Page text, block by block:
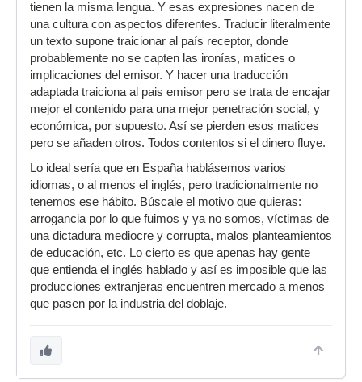
tienen la misma lengua. Y esas expresiones nacen de
una cultura con aspectos diferentes. Traducir literalmente
un texto supone traicionar al país receptor, donde
probablemente no se capten las ironías, matices o
implicaciones del emisor. Y hacer una traducción
adaptada traiciona al pais emisor pero se trata de encajar
mejor el contenido para una mejor penetración social, y
económica, por supuesto. Así se pierden esos matices
pero se añaden otros. Todos contentos si el dinero fluye.
Lo ideal sería que en España hablásemos varios
idiomas, o al menos el inglés, pero tradicionalmente no
tenemos ese hábito. Búscale el motivo que quieras:
arrogancia por lo que fuimos y ya no somos, víctimas de
una dictadura mediocre y corrupta, malos planteamientos
de educación, etc. Lo cierto es que apenas hay gente
que entienda el inglés hablado y así es imposible que las
producciones extranjeras encuentren mercado a menos
que pasen por la industria del doblaje.